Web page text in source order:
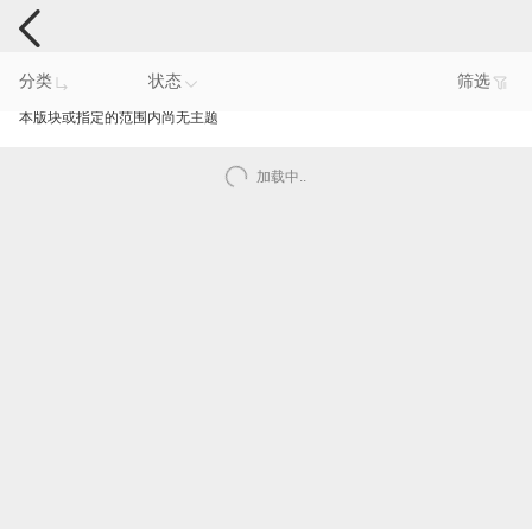
手机反馈
分类 状态 筛选
本版块或指定的范围内尚无主题
加载中..